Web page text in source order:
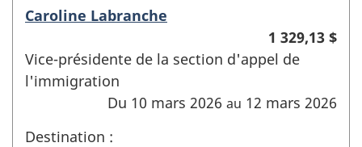
Caroline Labranche
1 329,13 $
Vice-présidente de la section d'appel de
l'immigration
Du 10 mars 2026 au 12 mars 2026
Destination :